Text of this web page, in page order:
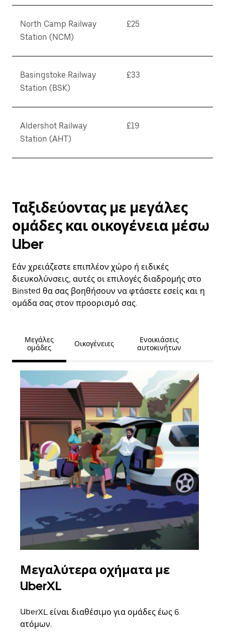
North Camp Railway
Station (NCM)
£25
Basingstoke Railway
Station (BSK)
£33
Aldershot Railway
Station (AHT)
£19
Ταξιδεύοντας με μεγάλες
ομάδες και οικογένεια μέσω
Uber
Εάν χρειάζεστε επιπλέον χώρο ή ειδικές
διευκολύνσεις, αυτές οι επιλογές διαδρομής στο
Binsted θα σας βοηθήσουν να φτάσετε εσείς και η
ομάδα σας στον προορισμό σας.
Μεγάλες
ομάδες
Οικογένειες
Ενοικιάσεις
αυτοκινήτων
Μεγαλύτερα οχήματα με
UberXL
UberXL είναι διαθέσιμο για ομάδες έως 6
ατόμων.